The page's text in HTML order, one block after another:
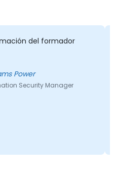
formador
Manager